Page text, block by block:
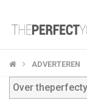
KNAPLEKKER
ADVERTEREN
Over